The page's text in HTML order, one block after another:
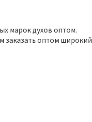
марок духов оптом.
заказать оптом широкий